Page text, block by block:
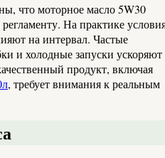
что моторное масло 5W30
На практике
на интервал. Частые
и холодные запуски ускоряют
продукт, включая
, требует внимания к реальным